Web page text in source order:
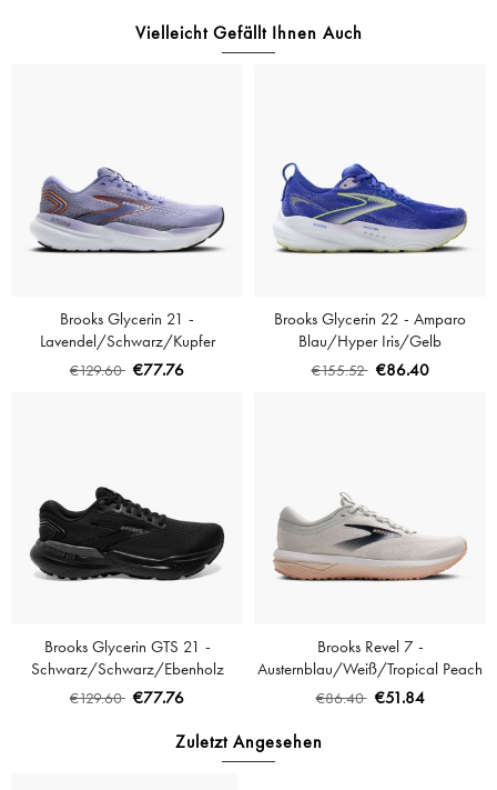
Vielleicht Gefällt Ihnen Auch
Brooks Glycerin 21 -
Lavendel/Schwarz/Kupfer
€129.60 €77.76
Brooks Glycerin 22 - Amparo
Blau/Hyper Iris/Gelb
€155.52 €86.40
Brooks Glycerin GTS 21 -
Schwarz/Schwarz/Ebenholz
€129.60 €77.76
Brooks Revel 7 -
Austernblau/Weiß/Tropical Peach
€86.40 €51.84
Zuletzt Angesehen